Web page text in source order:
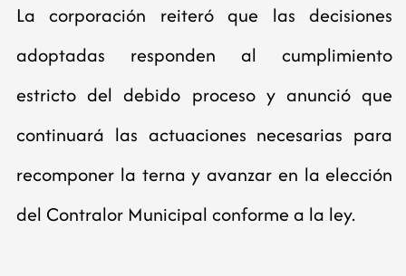
La corporación reiteró que las decisiones
adoptadas responden al cumplimiento
estricto del debido proceso y anunció que
continuará las actuaciones necesarias para
recomponer la terna y avanzar en la elección
del Contralor Municipal conforme a la ley.